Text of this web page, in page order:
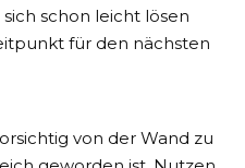
schon leicht lösen
für den nächsten
von der Wand zu